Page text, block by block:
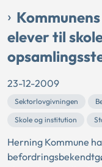
elever til
23-12-2009
Sektorlovgivningen
Skole og institution
Herning Kommune